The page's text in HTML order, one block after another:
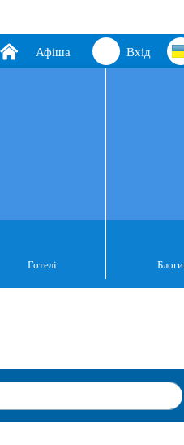
Вхід
Афіша
Готелі Блоги